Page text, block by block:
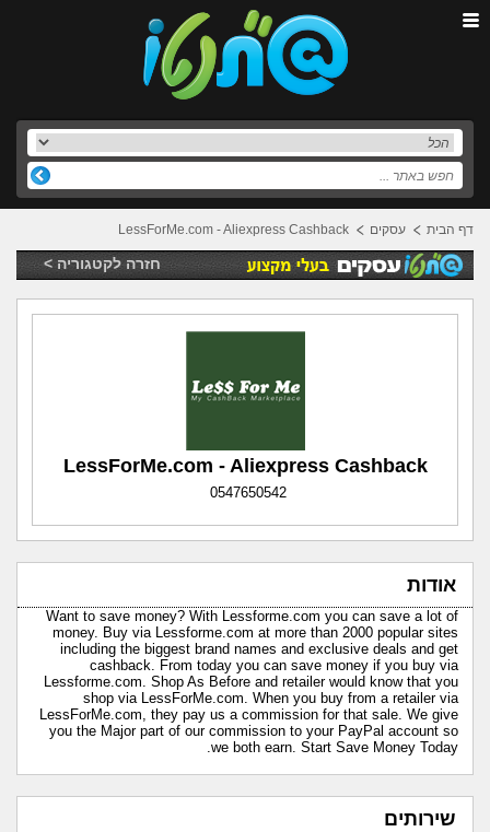
דף הבית עסקים LessForMe.com - Aliexpress Cashback
חזרה לקטגוריה >
LessForMe.com - Aliexpress Cashback
0547650542
אודות
Want to save money? With Lessforme.com you can save a lot of
money. Buy via Lessforme.com at more than 2000 popular sites
including the biggest brand names and exclusive deals and get
cashback. From today you can save money if you buy via
Lessforme.com. Shop As Before and retailer would know that you
shop via LessForMe.com. When you buy from a retailer via
LessForMe.com, they pay us a commission for that sale. We give
you the Major part of our commission to your PayPal account so
we both earn. Start Save Money Today.
שירותים